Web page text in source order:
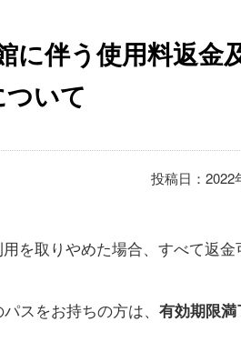
に伴う使用料返金
いて
投稿日：2022
を取りやめた場合、すべて返金
スをお持ちの方は、 有効期限満